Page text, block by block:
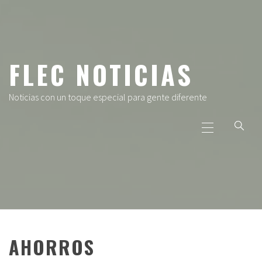
FLEC NOTICIAS
Noticias con un toque especial para gente diferente
principal
AHORROS